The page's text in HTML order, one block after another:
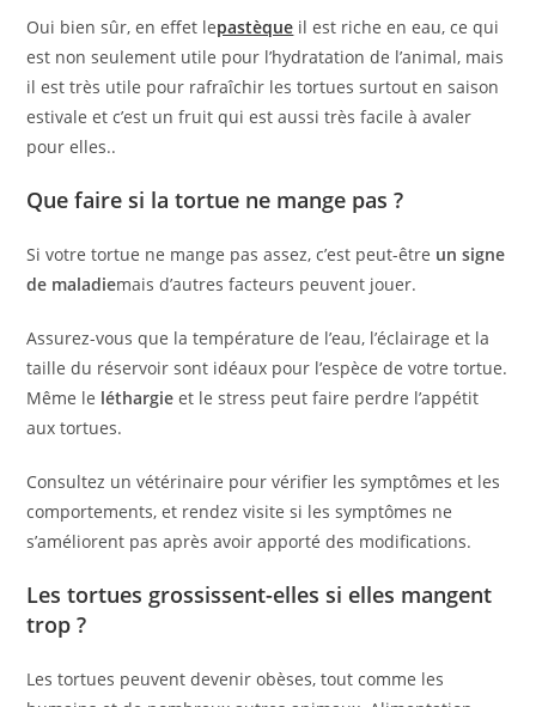
Oui bien sûr, en effet lepastèque il est riche en eau, ce qui
est non seulement utile pour l’hydratation de l’animal, mais
il est très utile pour rafraîchir les tortues surtout en saison
estivale et c’est un fruit qui est aussi très facile à avaler
pour elles..
Que faire si la tortue ne mange pas ?
Si votre tortue ne mange pas assez, c’est peut-être un signe
de maladiemais d’autres facteurs peuvent jouer.
Assurez-vous que la température de l’eau, l’éclairage et la
taille du réservoir sont idéaux pour l’espèce de votre tortue.
Même le léthargie et le stress peut faire perdre l’appétit
aux tortues.
Consultez un vétérinaire pour vérifier les symptômes et les
comportements, et rendez visite si les symptômes ne
s’améliorent pas après avoir apporté des modifications.
Les tortues grossissent-elles si elles mangent
trop ?
Les tortues peuvent devenir obèses, tout comme les